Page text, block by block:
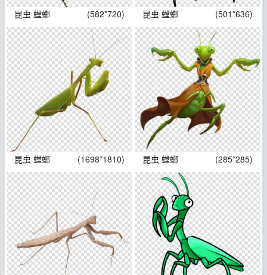
昆虫 螳螂 (582*720) 昆虫 螳螂 (501*636)
昆虫 螳螂 (1698*1810) 昆虫 螳螂 (285*285)